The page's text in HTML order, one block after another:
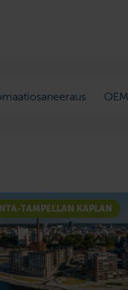
OEM
TAMPELLAN KAPLAN